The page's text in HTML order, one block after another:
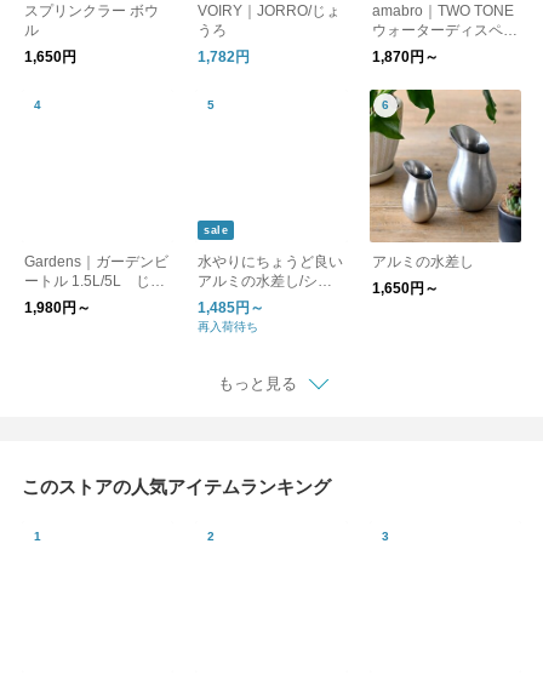
スプリンクラー ボウ
ル
1,650円
VOIRY｜JORRO/じょ
うろ
1,782円
amabro｜TWO TONE
ウォーターディスペン
サー【自動水やり器・
ガーデニング・観葉植
物・多肉植物】
1,870円～
Gardens｜ガーデンビ
ートル 1.5L/5L じょ
うろ
1,980円～
sale
水やりにちょうど良い
アルミの水差し/シル
バー ハンドメイド フ
ラワーベース
1,485円～
再入荷待ち
アルミの水差し
1,650円～
もっと見る
このストアの人気アイテムランキング